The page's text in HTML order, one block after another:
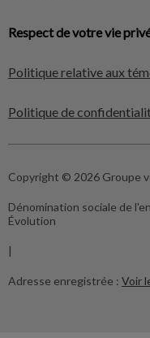
Respect de votre vie
Politique relative aux
Politique de
Copyright © 2026 Groupe
Dénomination sociale de
Évolution
|
Adresse enregistrée : Voir